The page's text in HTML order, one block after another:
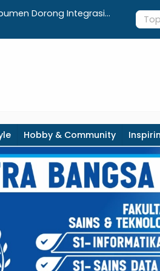
HUT ke-81 RI dan
Integrasi
Realisasi
Hobby & Community